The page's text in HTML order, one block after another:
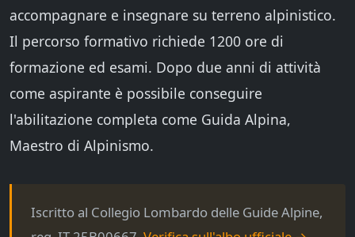
accompagnare e insegnare su terreno alpinistico.
Il percorso formativo richiede 1200 ore di
formazione ed esami. Dopo due anni di attività
come aspirante è possibile conseguire
l'abilitazione completa come Guida Alpina,
Maestro di Alpinismo.
Iscritto al Collegio Lombardo delle Guide Alpine,